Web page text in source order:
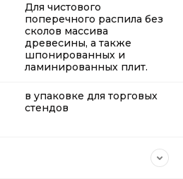
Для чистового
поперечного распила без
сколов массива
древесины, а также
шпонированных и
ламинированных плит.
в упаковке для торговых
стендов